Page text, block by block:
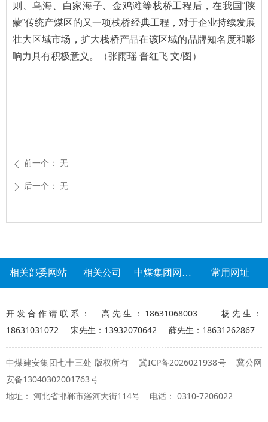
则、乌海、白家海子、金鸡滩等栈桥工程后，在我国“陕
蒙”传统产煤区的又一项栈桥经典工程，对于企业持续发展
壮大区域市场，扩大栈桥产品在该区域的品牌知名度和影
响力具有积极意义。（张雨瑶 晋红飞 文/图）
ꄴ 前一个： 无
ꄲ 后一个： 无
中煤建安集团七十三处 版权所有冀ICP备2026021938号
冀公网
安备13040302001763号
地址： 河北省邯郸市滏河大街114号 电话： 0310-7206022
开发合作请联系： 高先生：18631068003 杨先生：
18631031072 宋先生：13932070642 薛先生：18631262867
相关部委网站 相关公司 中煤集团网站群 常用网址